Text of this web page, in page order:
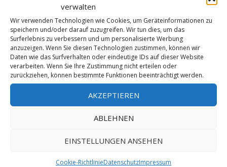
verwalten
Wir verwenden Technologien wie Cookies, um Geräteinformationen zu
speichern und/oder darauf zuzugreifen. Wir tun dies, um das
Surferlebnis zu verbessern und um personalisierte Werbung
anzuzeigen. Wenn Sie diesen Technologien zustimmen, können wir
Daten wie das Surfverhalten oder eindeutige IDs auf dieser Website
verarbeiten. Wenn Sie Ihre Zustimmung nicht erteilen oder
zurückziehen, können bestimmte Funktionen beeinträchtigt werden.
AKZEPTIEREN
ABLEHNEN
EINSTELLUNGEN ANSEHEN
Cookie-RichtlinieDatenschutzImpressum
23. Oktober 2019
Patagonien 2020 mit Roger Schäli